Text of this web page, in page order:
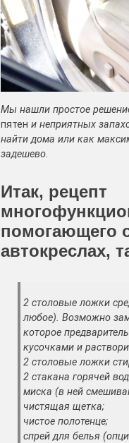
Мы нашли простое
пятен и неприятных
найти дома или как
задешево.
Итак, рецепт
помогающего
автокреслах,
2 столовые ложки
любое). Возможно
которое
кусочками и
2 столовые ложки
2 стакана горячей
миска (в ней
чистящая щетка;
чистое полотенце;
спрей для белья